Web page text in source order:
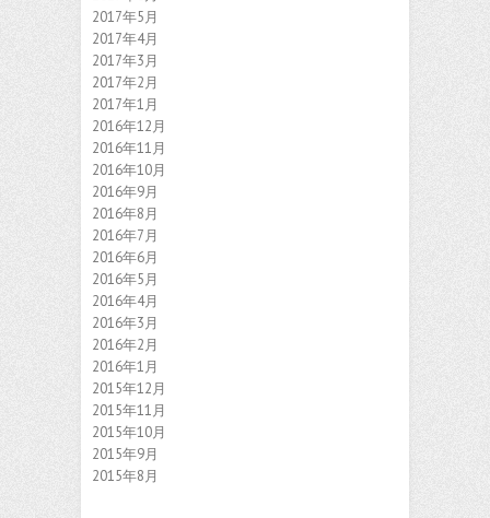
2017年5月
2017年4月
2017年3月
2017年2月
2017年1月
2016年12月
2016年11月
2016年10月
2016年9月
2016年8月
2016年7月
2016年6月
2016年5月
2016年4月
2016年3月
2016年2月
2016年1月
2015年12月
2015年11月
2015年10月
2015年9月
2015年8月